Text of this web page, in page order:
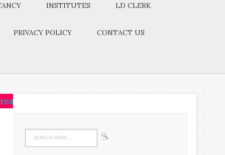
INSTITUTES LD CLERK
PRIVACY POLICY CONTACT US
on that idea.Let the